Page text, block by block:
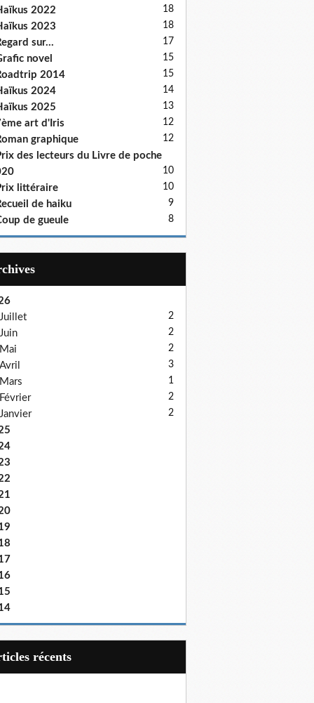
2022 18
2023 18
sur... 17
novel 15
2014 15
2024 14
2025 13
art d'Iris 12
graphique 12
des lecteurs du Livre de poche
10
littéraire 10
de haiku 9
de gueule 8
Juillet
2
Juin 2
Mai 2
Avril 3
Mars 1
Février 2
Janvier 2
récents